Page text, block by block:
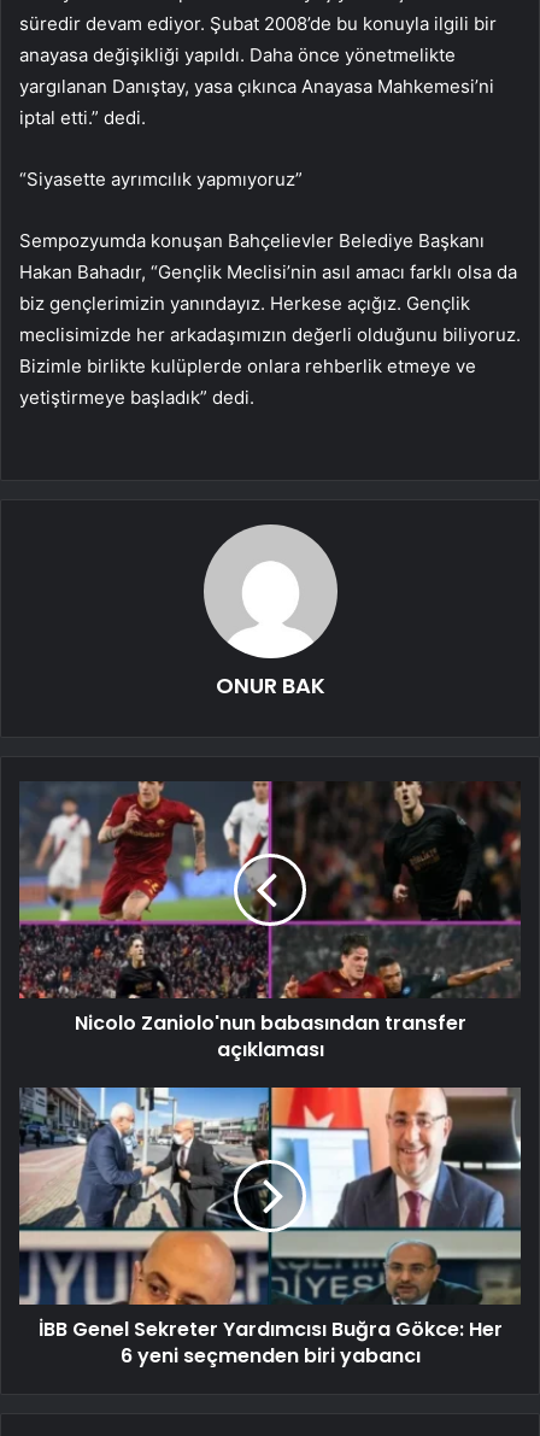
süredir devam ediyor. Şubat 2008’de bu konuyla ilgili bir
anayasa değişikliği yapıldı. Daha önce yönetmelikte
yargılanan Danıştay, yasa çıkınca Anayasa Mahkemesi’ni
iptal etti.” dedi.
“Siyasette ayrımcılık yapmıyoruz”
Sempozyumda konuşan Bahçelievler Belediye Başkanı
Hakan Bahadır, “Gençlik Meclisi’nin asıl amacı farklı olsa da
biz gençlerimizin yanındayız. Herkese açığız. Gençlik
meclisimizde her arkadaşımızın değerli olduğunu biliyoruz.
Bizimle birlikte kulüplerde onlara rehberlik etmeye ve
yetiştirmeye başladık” dedi.
ONUR BAK
Nicolo Zaniolo'nun babasından transfer
açıklaması
İBB Genel Sekreter Yardımcısı Buğra Gökce: Her
6 yeni seçmenden biri yabancı